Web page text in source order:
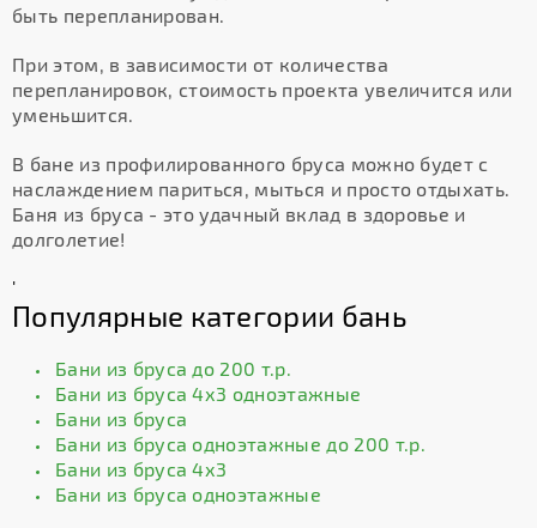
быть перепланирован.
При этом, в зависимости от количества
перепланировок, стоимость проекта увеличится или
уменьшится.
В бане из профилированного бруса можно будет с
наслаждением париться, мыться и просто отдыхать.
Баня из бруса - это удачный вклад в здоровье и
долголетие!
'
Популярные категории бань
Бани из бруса до 200 т.р.
Бани из бруса 4х3 одноэтажные
Бани из бруса
Бани из бруса одноэтажные до 200 т.р.
Бани из бруса 4х3
Бани из бруса одноэтажные